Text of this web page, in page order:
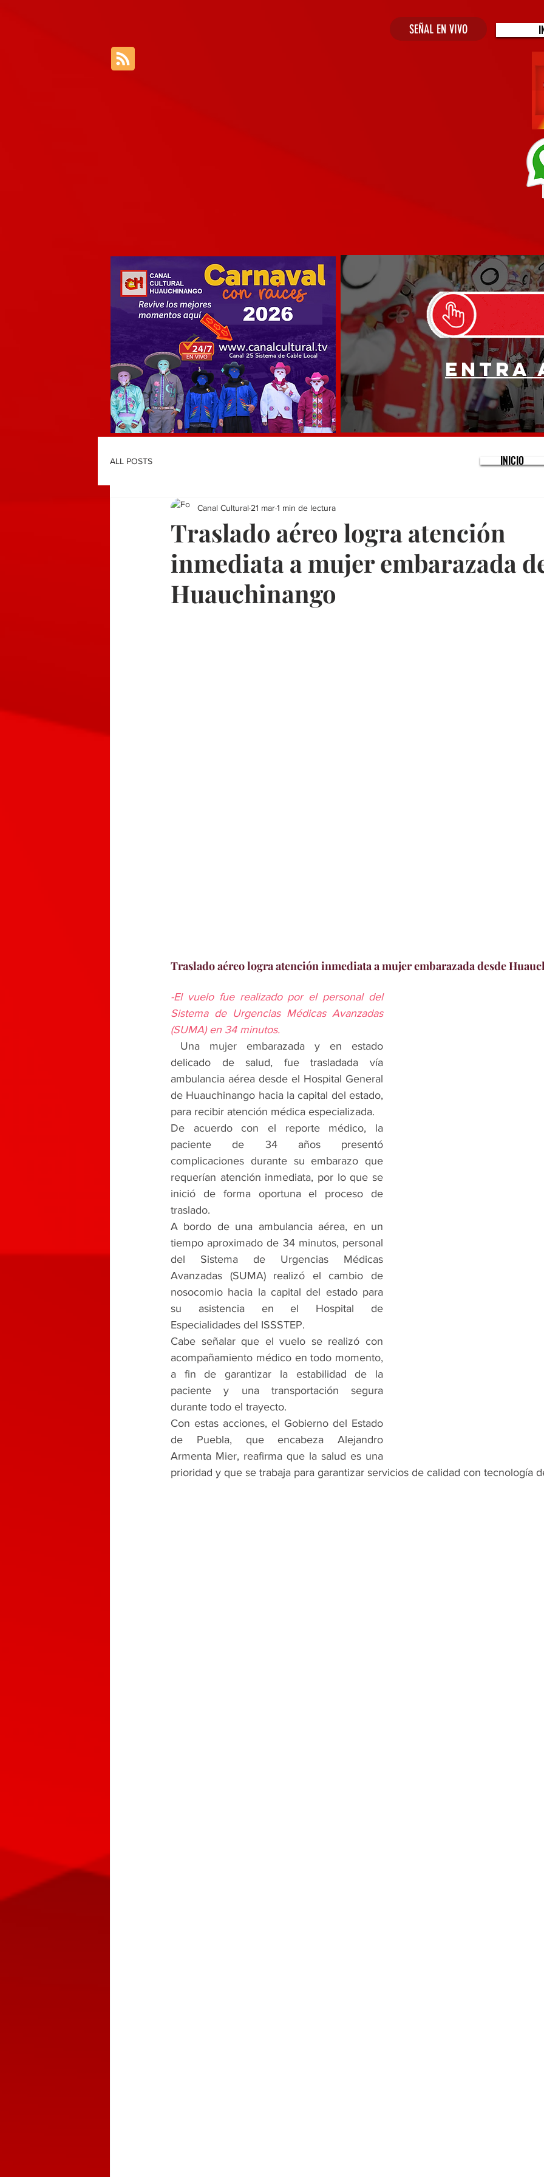
SEÑAL EN VIVO
Entra
ALL POSTS
Traslado aéreo logra atención
inmediata a mujer embarazada
Huauchinango
Canal Cultural 21 mar1 min de lectura
Traslado aéreo logra atención inmediata a mujer embarazada desde
-El vuelo fue realizado por el personal del
Sistema de Urgencias Médicas Avanzadas
(SUMA) en 34 minutos.
delicado de salud, fue trasladada vía
ambulancia aérea desde el Hospital General
de Huauchinango hacia la capital del estado,
para recibir atención médica especializada.
De acuerdo con el reporte médico, la
paciente de 34 años presentó
complicaciones durante su embarazo que
requerían atención inmediata, por lo que se
inició de forma oportuna el proceso de
traslado.
A bordo de una ambulancia aérea, en un
tiempo aproximado de 34 minutos, personal
del Sistema de Urgencias Médicas
Avanzadas (SUMA) realizó el cambio de
nosocomio hacia la capital del estado para
su asistencia en el Hospital de
Especialidades del ISSSTEP.
Cabe señalar que el vuelo se realizó con
acompañamiento médico en todo momento,
a fin de garantizar la estabilidad de la
paciente y una transportación segura
durante todo el trayecto.
Con estas acciones, el Gobierno del Estado
de Puebla, que encabeza Alejandro
Armenta Mier, reafirma que la salud es una
prioridad y que se trabaja para garantizar servicios de calidad con tecnología
INICIO